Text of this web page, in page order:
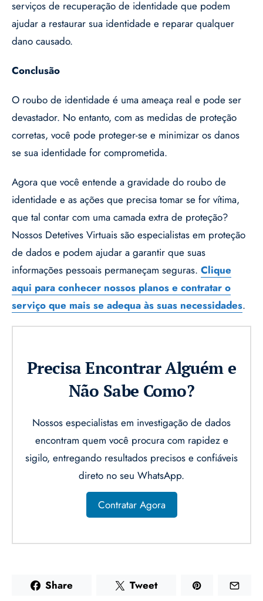
serviços de recuperação de identidade que podem
ajudar a restaurar sua identidade e reparar qualquer
dano causado.
Conclusão
O roubo de identidade é uma ameaça real e pode ser
devastador. No entanto, com as medidas de proteção
corretas, você pode proteger-se e minimizar os danos
se sua identidade for comprometida.
Agora que você entende a gravidade do roubo de
identidade e as ações que precisa tomar se for vítima,
que tal contar com uma camada extra de proteção?
Nossos Detetives Virtuais são especialistas em proteção
de dados e podem ajudar a garantir que suas
informações pessoais permaneçam seguras. Clique
aqui para conhecer nossos planos e contratar o
serviço que mais se adequa às suas necessidades.
Precisa Encontrar Alguém e
Não Sabe Como?
Nossos especialistas em investigação de dados
encontram quem você procura com rapidez e
sigilo, entregando resultados precisos e confiáveis
direto no seu WhatsApp.
Contratar Agora
Share Tweet